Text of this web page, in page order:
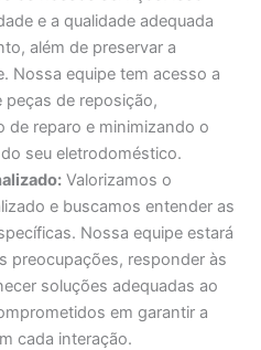
e a qualidade adequada
além de preservar a
Nossa equipe tem acesso a
peças de reposição,
de reparo e minimizando o
seu eletrodoméstico.
Valorizamos o
e buscamos entender as
Nossa equipe estará
preocupações, responder às
soluções adequadas ao
em garantir a
cada interação.